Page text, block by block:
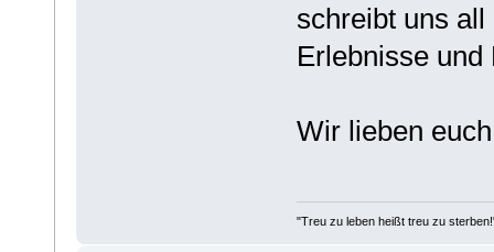
schreibt uns
Erlebnisse
Wir lieben
"Treu zu leben heißt treu zu